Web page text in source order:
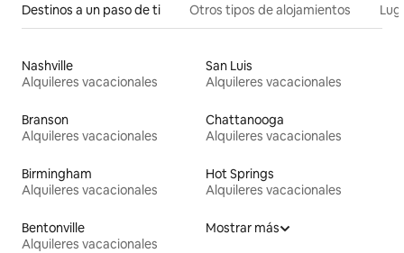
Destinos a un paso de ti Otros tipos de alojamientos
Nashville
Alquileres vacacionales
San Luis
Alquileres vacacionales
Branson
Alquileres vacacionales
Chattanooga
Alquileres vacacionales
Birmingham
Alquileres vacacionales
Hot Springs
Alquileres vacacionales
Bentonville
Alquileres vacacionales
Mostrar más